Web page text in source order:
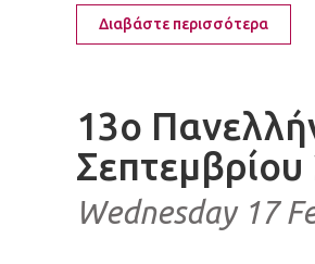
Διαβάστε περισσότερα
13ο
Σεπτεμβρίου
Wednesday 17